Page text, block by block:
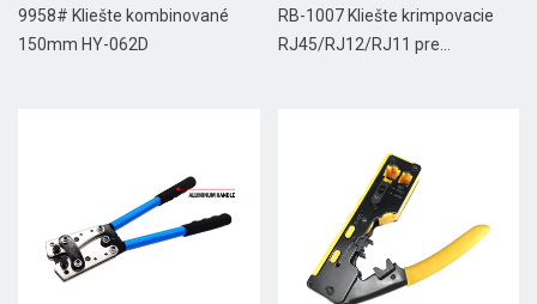
9958# Kliešte kombinované
150mm HY-062D
prechod....
RB-1007 Kliešte krimpovacie
RJ45/RJ12/RJ11 pre...